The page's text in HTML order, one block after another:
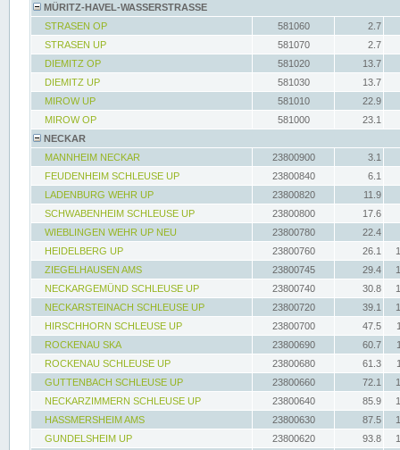
MÜRITZ-HAVEL-WASSERSTRASSE
STRASEN OP
581060
2.7
STRASEN UP
581070
2.7
DIEMITZ OP
581020
13.7
DIEMITZ UP
581030
13.7
MIROW UP
581010
22.9
MIROW OP
581000
23.1
NECKAR
MANNHEIM NECKAR
23800900
3.1
FEUDENHEIM SCHLEUSE UP
23800840
6.1
LADENBURG WEHR UP
23800820
11.9
SCHWABENHEIM SCHLEUSE UP
23800800
17.6
WIEBLINGEN WEHR UP NEU
23800780
22.4
HEIDELBERG UP
23800760 26.1
ZIEGELHAUSEN AMS
23800745 29.4
NECKARGEMÜND SCHLEUSE UP
23800740 30.8
NECKARSTEINACH SCHLEUSE UP
23800720 39.1
HIRSCHHORN SCHLEUSE UP
23800700 47.5
ROCKENAU SKA
23800690 60.7
ROCKENAU SCHLEUSE UP
23800680 61.3
GUTTENBACH SCHLEUSE UP
23800660 72.1
NECKARZIMMERN SCHLEUSE UP
23800640 85.9
HASSMERSHEIM AMS
23800630 87.5
GUNDELSHEIM UP
23800620 93.8